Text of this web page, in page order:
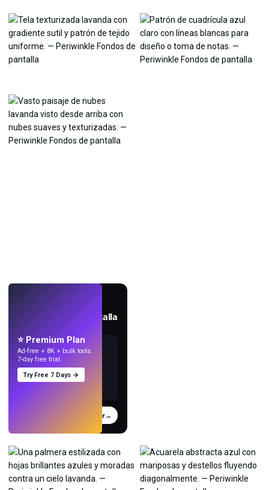
Crea fondos de pantalla
Probar→
⭐ Premium Plan
Ad-free + 8K + bulk tools.
7-day free trial.
Try Free 7 Days →